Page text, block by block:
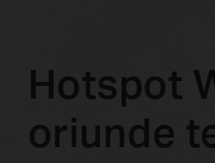
Hotspot
oriunde